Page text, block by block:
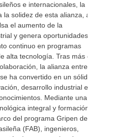
e internacionales, la
solidez de esta alianza, al
el aumento de la
y genera oportunidades
continuo en programas
alta tecnología. Tras más de
la alianza entre
ha convertido en un sólido
desarrollo industrial e
Mediante una
integral y formación
del programa Gripen de la
(FAB), ingenieros,